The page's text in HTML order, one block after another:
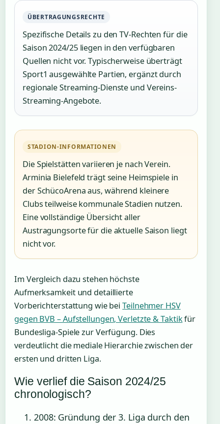
ÜBERTRAGUNGSRECHTE
Spezifische Details zu den TV-Rechten für die
Saison 2024/25 liegen in den verfügbaren
Quellen nicht vor. Typischerweise überträgt
Sport1 ausgewählte Partien, ergänzt durch
regionale Streaming-Dienste und Vereins-
Streaming-Angebote.
STADION-INFORMATIONEN
Die Spielstätten variieren je nach Verein.
Arminia Bielefeld trägt seine Heimspiele in
der SchücoArena aus, während kleinere
Clubs teilweise kommunale Stadien nutzen.
Eine vollständige Übersicht aller
Austragungsorte für die aktuelle Saison liegt
nicht vor.
Im Vergleich dazu stehen höchste
Aufmerksamkeit und detaillierte
Vorberichterstattung wie beiTeilnehmer HSV
gegen BVB – Aufstellungen, Verletzte & Taktikfür
Bundesliga-Spiele zur Verfügung. Dies
verdeutlicht die mediale Hierarchie zwischen der
ersten und dritten Liga.
Wie verlief die Saison 2024/25
chronologisch?
2008: Gründung der 3. Liga durch den